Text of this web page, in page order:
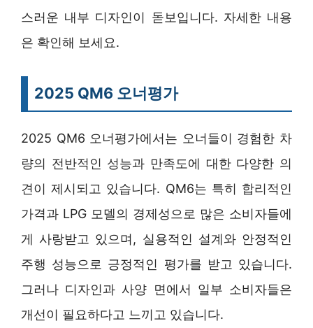
스러운 내부 디자인이 돋보입니다. 자세한 내용
은 확인해 보세요.
2025 QM6 오너평가
2025 QM6 오너평가에서는 오너들이 경험한 차
량의 전반적인 성능과 만족도에 대한 다양한 의
견이 제시되고 있습니다. QM6는 특히 합리적인
가격과 LPG 모델의 경제성으로 많은 소비자들에
게 사랑받고 있으며, 실용적인 설계와 안정적인
주행 성능으로 긍정적인 평가를 받고 있습니다.
그러나 디자인과 사양 면에서 일부 소비자들은
개선이 필요하다고 느끼고 있습니다.